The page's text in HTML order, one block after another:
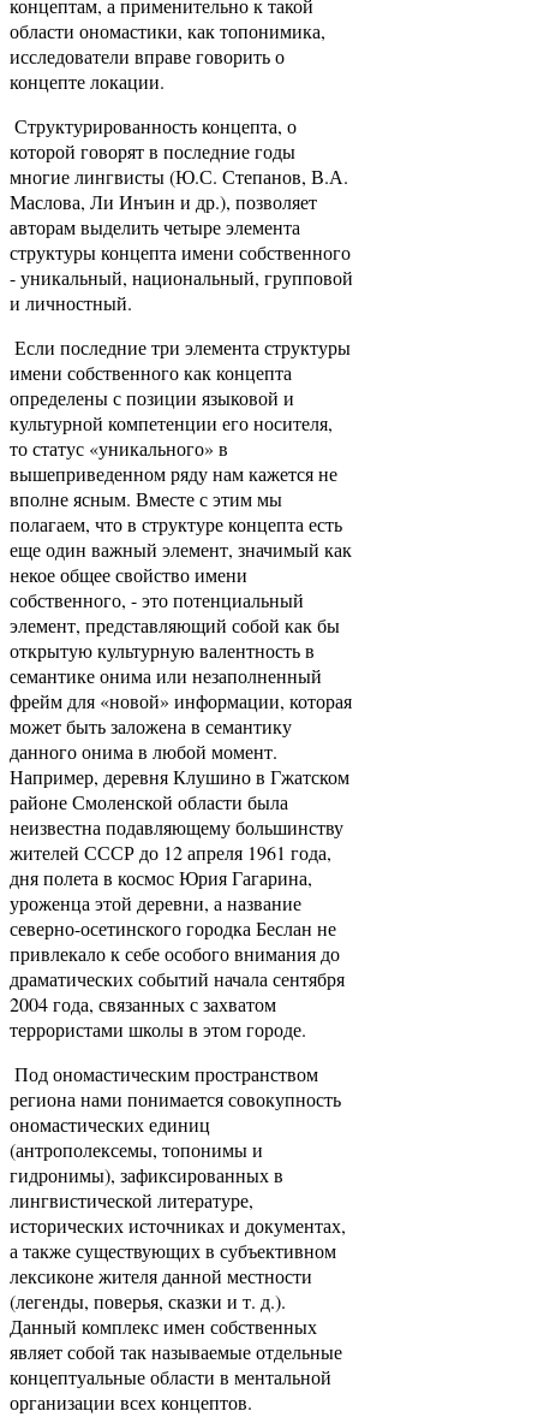
концептам, а применительно к такой
области ономастики, как топонимика,
исследователи вправе говорить о
концепте локации.
Структурированность концепта, о
которой говорят в последние годы
многие лингвисты (Ю.С. Степанов, В.А.
Маслова, Ли Инъин и др.), позволяет
авторам выделить четыре элемента
структуры концепта имени собственного
- уникальный, национальный, групповой
и личностный.
Если последние три элемента структуры
имени собственного как концепта
определены с позиции языковой и
культурной компетенции его носителя,
то статус «уникального» в
вышеприведенном ряду нам кажется не
вполне ясным. Вместе с этим мы
полагаем, что в структуре концепта есть
еще один важный элемент, значимый как
некое общее свойство имени
собственного, - это потенциальный
элемент, представляющий собой как бы
открытую культурную валентность в
семантике онима или незаполненный
фрейм для «новой» информации, которая
может быть заложена в семантику
данного онима в любой момент.
Например, деревня Клушино в Гжатском
районе Смоленской области была
неизвестна подавляющему большинству
жителей СССР до 12 апреля 1961 года,
дня полета в космос Юрия Гагарина,
уроженца этой деревни, а название
северно-осетинского городка Беслан не
привлекало к себе особого внимания до
драматических событий начала сентября
2004 года, связанных с захватом
террористами школы в этом городе.
Под ономастическим пространством
региона нами понимается совокупность
ономастических единиц
(антрополексемы, топонимы и
гидронимы), зафиксированных в
лингвистической литературе,
исторических источниках и документах,
а также существующих в субъективном
лексиконе жителя данной местности
(легенды, поверья, сказки и т. д.).
Данный комплекс имен собственных
являет собой так называемые отдельные
концептуальные области в ментальной
организации всех концептов.